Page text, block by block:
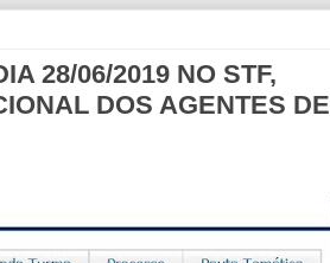
28/06/2019 NO STF,
DOS AGENTES DE